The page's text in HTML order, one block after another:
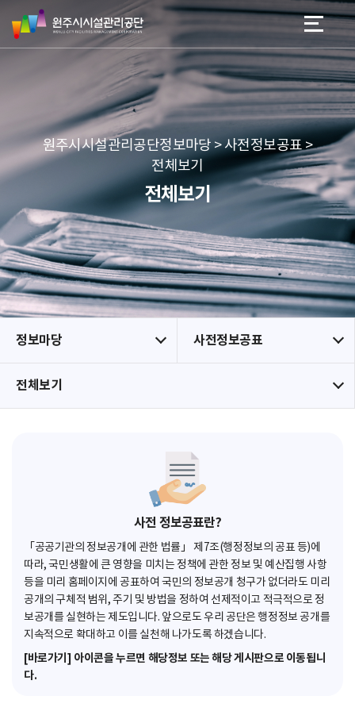
네
본문 바로가기
메뉴 바로가기
원
주
시
리
공
단
원주시시설관리공단정보마당 > 사전정보공표 >
전체보기
전체보기
정보마당 사전정보공표
전체보기
사전 정보공표란?
「공공기관의 정보공개에 관한 법률」 제7조(행정정보의 공표 등)에
따라, 국민생활에 큰 영향을 미치는 정책에 관한 정보 및 예산집행 사항
등을 미리 홈페이지에 공표하여 국민의 정보공개 청구가 없더라도 미리
공개의 구체적 범위, 주기 및 방법을 정하여 선제적이고 적극적으로 정
보공개를 실현하는 제도입니다. 앞으로도 우리 공단은 행정정보 공개를
지속적으로 확대하고 이를 실천해 나가도록 하겠습니다.
[바로가기] 아이콘을 누르면 해당정보 또는 해당 게시판으로 이동됩니
다.